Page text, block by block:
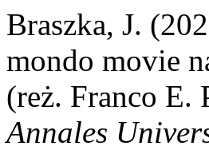
Braszka, J.
mondo movie
(reż. Franco E.
Annales